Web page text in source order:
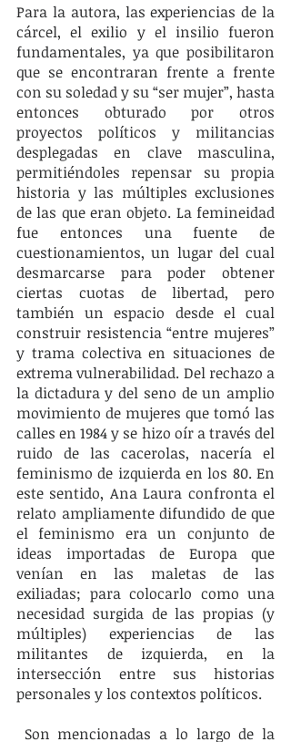
Para la autora, las experiencias de la
cárcel, el exilio y el insilio fueron
fundamentales, ya que posibilitaron
que se encontraran frente a frente
con su soledad y su “ser mujer”, hasta
entonces obturado por otros
proyectos políticos y militancias
desplegadas en clave masculina,
permitiéndoles repensar su propia
historia y las múltiples exclusiones
de las que eran objeto. La femineidad
fue entonces una fuente de
cuestionamientos, un lugar del cual
desmarcarse para poder obtener
ciertas cuotas de libertad, pero
también un espacio desde el cual
construir resistencia “entre mujeres”
y trama colectiva en situaciones de
extrema vulnerabilidad. Del rechazo a
la dictadura y del seno de un amplio
movimiento de mujeres que tomó las
calles en 1984 y se hizo oír a través del
ruido de las cacerolas, nacería el
feminismo de izquierda en los 80. En
este sentido, Ana Laura confronta el
relato ampliamente difundido de que
el feminismo era un conjunto de
ideas importadas de Europa que
venían en las maletas de las
exiliadas; para colocarlo como una
necesidad surgida de las propias (y
múltiples) experiencias de las
militantes de izquierda, en la
intersección entre sus historias
personales y los contextos políticos.